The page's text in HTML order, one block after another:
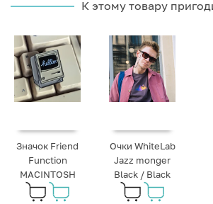
К этому товару
Значок Friend
Function
MACINTOSH
Очки WhiteLab
Jazz monger
Black / Black